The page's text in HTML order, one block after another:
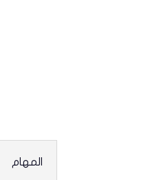
المهام